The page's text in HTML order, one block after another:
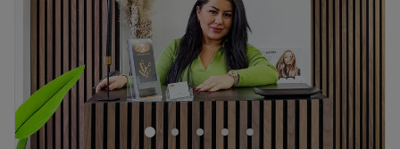
Mana Aesthetic & Academy ist ein modernes Beauty-
Studio nahe Berlin, das sich auf natürliche, ästhetische
Ergebnisse spezialisiert. Der Salon bietet hochwertige
Behandlungen in den Bereichen Wimpernverlängerung,